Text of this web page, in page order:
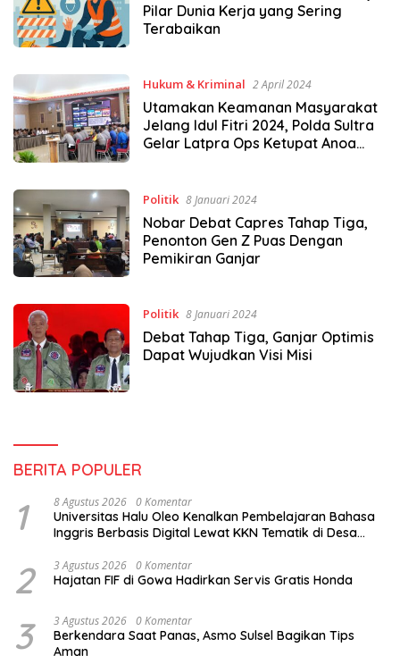
Pilar Dunia Kerja yang Sering
Terabaikan
Hukum & Kriminal 2 April 2024
Utamakan Keamanan Masyarakat
Jelang Idul Fitri 2024, Polda Sultra
Gelar Latpra Ops Ketupat Anoa
Politik 8 Januari 2024
Nobar Debat Capres Tahap Tiga,
Penonton Gen Z Puas Dengan
Pemikiran Ganjar
Politik 8 Januari 2024
Debat Tahap Tiga, Ganjar Optimis
Dapat Wujudkan Visi Misi
BERITA POPULER
1 8 Agustus 2026 0 Komentar
Universitas Halu Oleo Kenalkan Pembelajaran Bahasa
Inggris Berbasis Digital Lewat KKN Tematik di Desa
2 3 Agustus 2026 0 Komentar
Hajatan FIF di Gowa Hadirkan Servis Gratis Honda
3 3 Agustus 2026 0 Komentar
Berkendara Saat Panas, Asmo Sulsel Bagikan Tips
Aman